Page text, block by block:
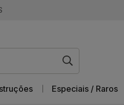
Especiais / Raros